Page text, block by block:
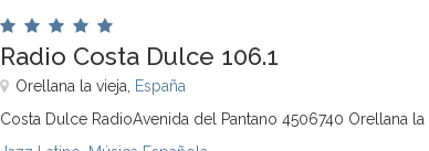
Radio Costa Dulce 106.1
Orellana la vieja,
España
Costa Dulce RadioAvenida del Pantano 4506740 Orellana la